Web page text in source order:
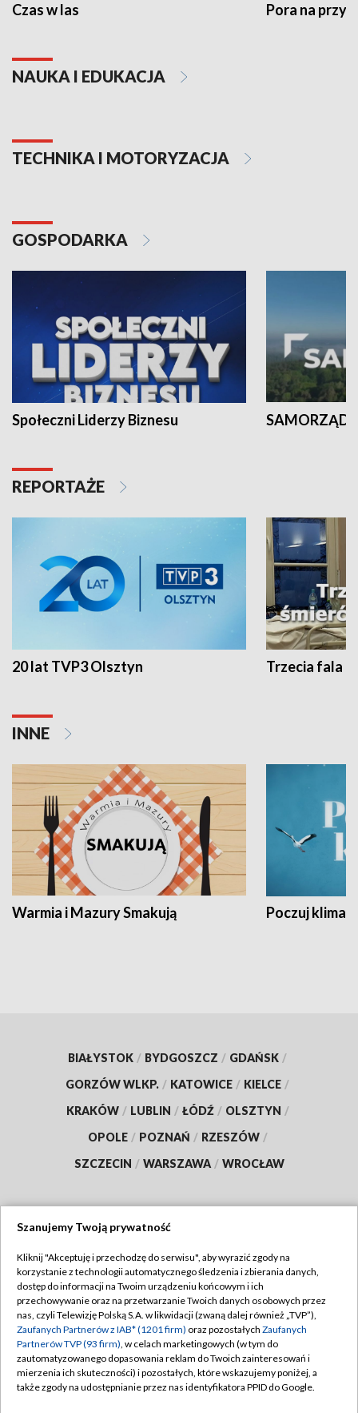
Czas w las Pora na
NAUKA I EDUKACJA
TECHNIKA I MOTORYZACJA
GOSPODARKA
Społeczni Liderzy Biznesu SAMORZĄD
REPORTAŻE
20 lat TVP3 Olsztyn Trzecia fala -
INNE
Warmia i Mazury Smakują Poczuj klimat
BIAŁYSTOK / BYDGOSZCZ / GDAŃSK /
GORZÓW WLKP. / KATOWICE / KIELCE /
KRAKÓW / LUBLIN / ŁÓDŹ / OLSZTYN /
OPOLE / POZNAŃ / RZESZÓW /
SZCZECIN / WARSZAWA / WROCŁAW
TVP
Abonament TVP
Emisja w TVP
Centrum informacji TVP
Naziemna Telewizja Cyfrowa
Regulamin TVP
Polityka prywatności
Moje zgody
Pomoc
Szanujemy Twoją prywatność
Kliknij "Akceptuję i przechodzę do serwisu", aby wyrazić zgody na
korzystanie z technologii automatycznego śledzenia i zbierania danych,
dostęp do informacji na Twoim urządzeniu końcowym i ich
przechowywanie oraz na przetwarzanie Twoich danych osobowych przez
nas, czyli Telewizję Polską S.A. w likwidacji (zwaną dalej również „TVP”),
Zaufanych Partnerów z IAB* (1201 firm) oraz pozostałych Zaufanych
Partnerów TVP (93 firm), w celach marketingowych (w tym do
zautomatyzowanego dopasowania reklam do Twoich zainteresowań i
mierzenia ich skuteczności) i pozostałych, które wskazujemy poniżej, a
także zgody na udostępnianie przez nas identyfikatora PPID do Google.